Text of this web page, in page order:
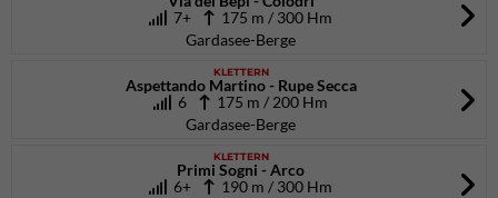
7+
175 m / 300 Hm
Gardasee-Berge
KLETTERN
Aspettando Martino - Rupe Secca
6
175 m / 200 Hm
Gardasee-Berge
KLETTERN
Primi Sogni - Arco
6+
190 m / 300 Hm